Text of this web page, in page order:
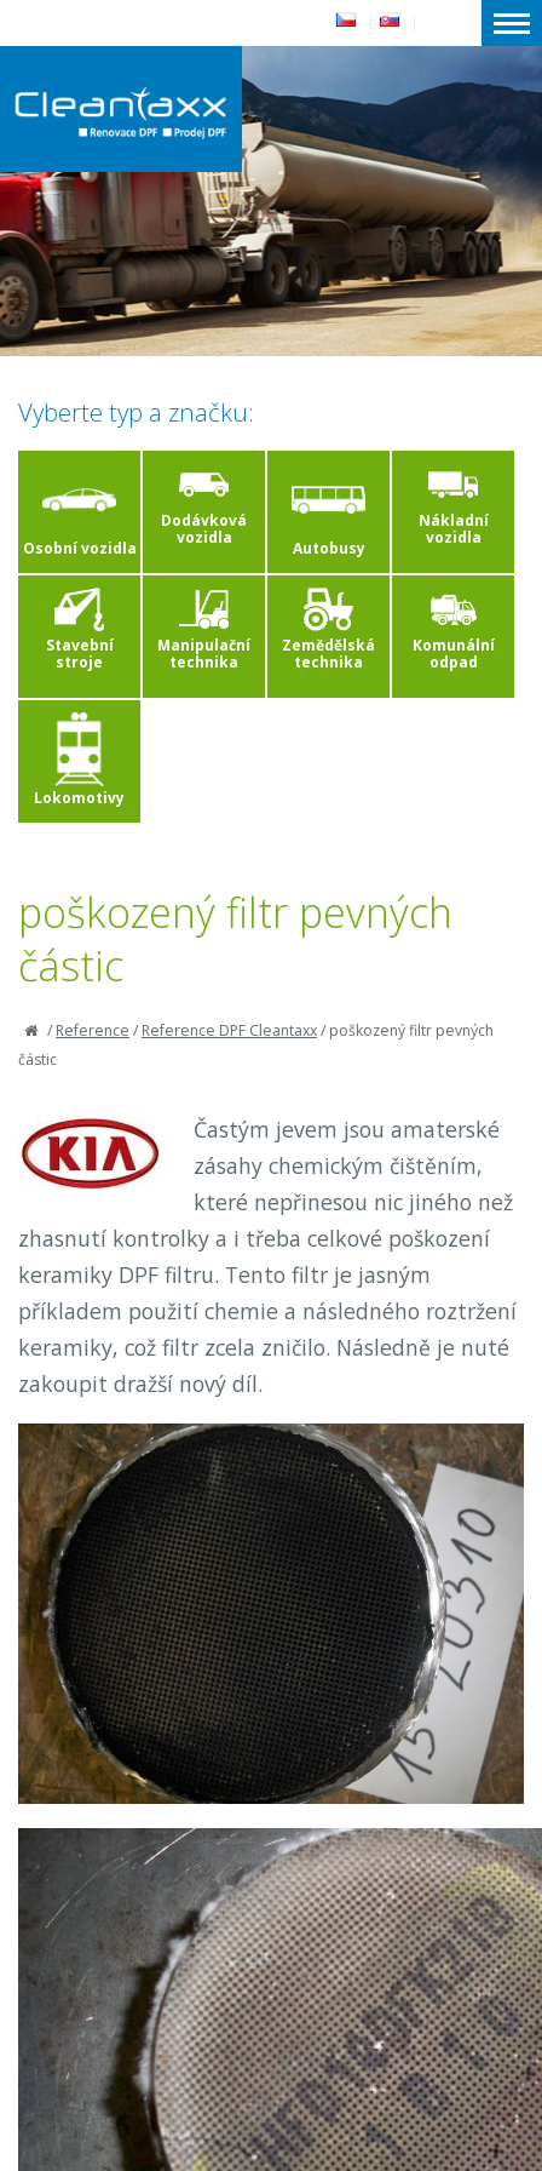
Vyberte typ a značku:
Osobní vozidla
Dodávková
vozidla
Autobusy
Nákladní
vozidla
Stavební
stroje
Manipulační
technika
Zemědělská
technika
Komunální
odpad
Lokomotivy
poškozený filtr pevných
částic
/Reference /Reference DPF Cleantaxx/poškozený filtr pevných
částic
Častým jevem jsou amaterské
zásahy chemickým čištěním,
které nepřinesou nic jiného než
zhasnutí kontrolky a i třeba celkové poškození
keramiky DPF filtru. Tento filtr je jasným
příkladem použití chemie a následného roztržení
keramiky, což filtr zcela zničilo. Následně je nuté
zakoupit dražší nový díl.